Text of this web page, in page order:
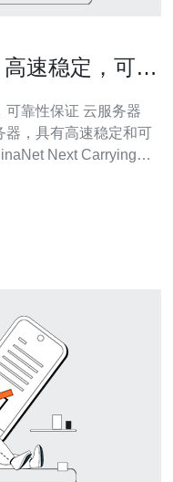
速稳定，可靠
证 云服务器
器，具有高速稳定和可
Next Carrying
骨干网络建立的服